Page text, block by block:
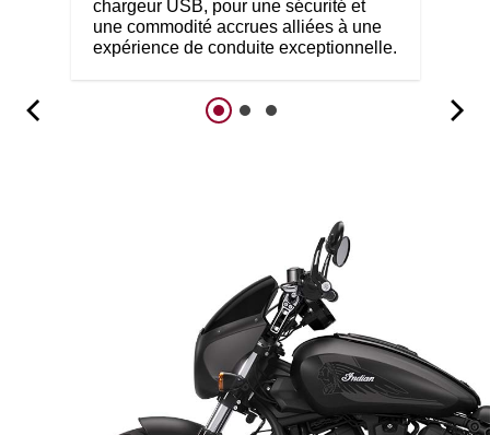
chargeur USB, pour une sécurité et
une commodité accrues alliées à une
expérience de conduite exceptionnelle.